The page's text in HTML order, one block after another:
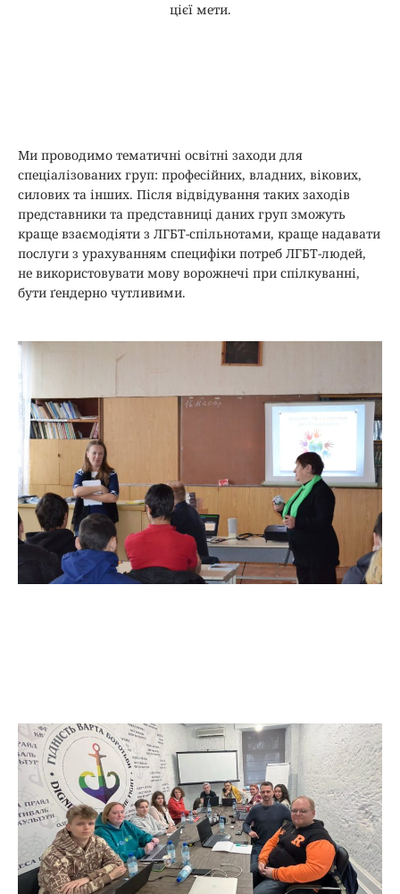
цієї мети.
Ми проводимо тематичні освітні заходи для
спеціалізованих груп: професійних, владних, вікових,
силових та інших. Після відвідування таких заходів
представники та представниці даних груп зможуть
краще взаємодіяти з ЛГБТ-спільнотами, краще надавати
послуги з урахуванням специфіки потреб ЛГБТ-людей,
не використовувати мову ворожнечі при спілкуванні,
бути ґендерно чутливими.